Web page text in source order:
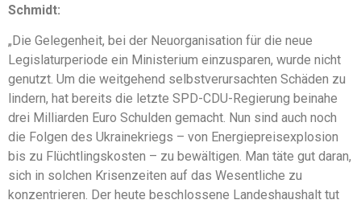
Schmidt:
„Die Gelegenheit, bei der Neuorganisation für die neue
Legislaturperiode ein Ministerium einzusparen, wurde nicht
genutzt. Um die weitgehend selbstverursachten Schäden zu
lindern, hat bereits die letzte SPD-CDU-Regierung beinahe
drei Milliarden Euro Schulden gemacht. Nun sind auch noch
die Folgen des Ukrainekriegs – von Energiepreisexplosion
bis zu Flüchtlingskosten – zu bewältigen. Man täte gut daran,
sich in solchen Krisenzeiten auf das Wesentliche zu
konzentrieren. Der heute beschlossene Landeshaushalt tut